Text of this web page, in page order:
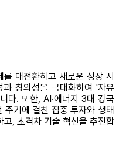
대전환하고 새로운 성장 시
창의성을 극대화하여 '자유
다. 또한, AI·에너지 3대 강국
기에 걸친 집중 투자와 생태
, 초격차 기술 혁신을 추진합